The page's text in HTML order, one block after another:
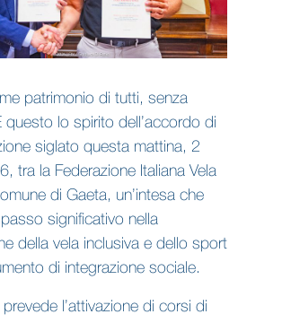
patrimonio di tutti, senza
questo lo spirito dell’accordo di
siglato questa mattina, 2
tra la Federazione Italiana Vela
di Gaeta, un’intesa che
significativo nella
della vela inclusiva e dello sport
di integrazione sociale.
prevede l’attivazione di corsi di